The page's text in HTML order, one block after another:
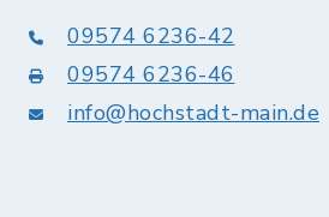
09574 6236-42
09574 6236-46
info@hochstadt-main.de